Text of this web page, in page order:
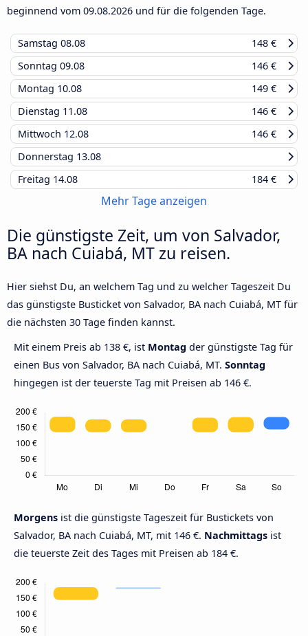
beginnend vom 09.08.2026 und für die folgenden Tage.
Samstag 08.08
148 €
Sonntag 09.08
146 €
Montag 10.08
149 €
Dienstag 11.08
146 €
Mittwoch 12.08
146 €
Donnerstag 13.08
Freitag 14.08 184 €
Mehr Tage anzeigen
Die günstigste Zeit, um von Salvador,
BA nach Cuiabá, MT zu reisen.
Hier siehst Du, an welchem Tag und zu welcher Tageszeit Du
das günstigste Busticket von Salvador, BA nach Cuiabá, MT für
die nächsten 30 Tage finden kannst.
Mit einem Preis ab 138 €, ist Montag der günstigste Tag für
einen Bus von Salvador, BA nach Cuiabá, MT. Sonntag
hingegen ist der teuerste Tag mit Preisen ab 146 €.
Morgens ist die günstigste Tageszeit für Bustickets von
Salvador, BA nach Cuiabá, MT, mit 146 €. Nachmittags ist
die teuerste Zeit des Tages mit Preisen ab 184 €.